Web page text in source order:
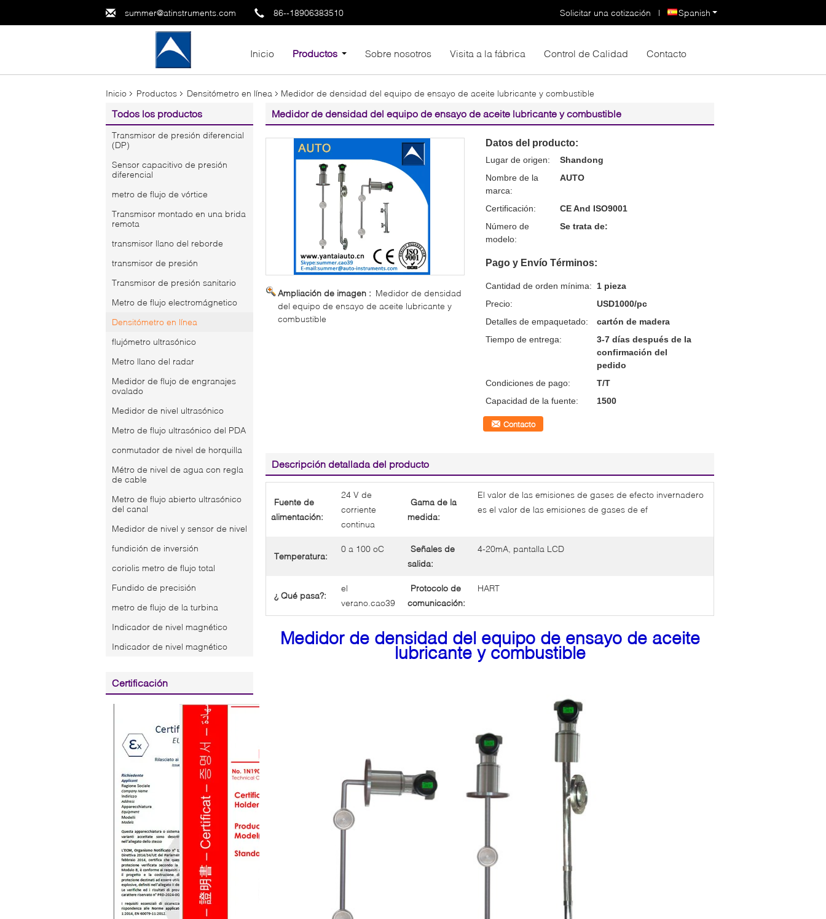
summer@atinstruments.com 86--18906383510 Spanish
Solicitar una cotización |
Inicio Productos Sobre nosotros Visita a la fábrica Control de Calidad Contacto
Inicio Productos Densitómetro en línea Medidor de densidad del equipo de ensayo de aceite lubricante y combustible
Todos los productos
Transmisor de presión diferencial
(DP)
Sensor capacitivo de presión
diferencial
metro de flujo de vórtice
Transmisor montado en una brida
remota
transmisor llano del reborde
transmisor de presión
Transmisor de presión sanitario
Metro de flujo electromágnetico
Densitómetro en línea
flujómetro ultrasónico
Metro llano del radar
Medidor de flujo de engranajes
ovalado
Medidor de nivel ultrasónico
Metro de flujo ultrasónico del PDA
conmutador de nivel de horquilla
Métro de nivel de agua con regla
de cable
Metro de flujo abierto ultrasónico
del canal
Medidor de nivel y sensor de nivel
fundición de inversión
coriolis metro de flujo total
Fundido de precisión
metro de flujo de la turbina
Indicador de nivel magnético
Indicador de nivel magnético
Certificación
Medidor de densidad del equipo de ensayo de aceite lubricante y combustible
Ampliación de imagen : Medidor de densidad
del equipo de ensayo de aceite lubricante y
combustible
Datos del producto:
Lugar de origen:
Shandong
Nombre de la
marca:
AUTO
Certificación:
CE And ISO9001
Número de
modelo:
Se trata de:
Pago y Envío Términos:
Cantidad de orden mínima:
1 pieza
Precio:
USD1000/pc
Detalles de empaquetado:
cartón de madera
Tiempo de entrega:
3-7 días después de la
confirmación del
pedido
Condiciones de pago:
T/T
Capacidad de la fuente:
1500
Contacto
Descripción detallada del producto
Fuente de
alimentación:
24 V de
corriente
continua
Gama de la
medida:
El valor de las emisiones de gases de efecto invernadero
es el valor de las emisiones de gases de ef
Temperatura:
0 a 100 oC
Señales de
salida:
4-20mA, pantalla LCD
¿ Qué pasa?:
el
verano.cao39
Protocolo de
comunicación:
HART
Medidor de densidad del equipo de ensayo de aceite
lubricante y combustible